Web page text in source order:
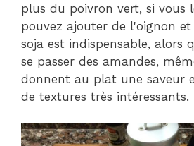
plus du poivron vert, si vous
pouvez ajouter de l'oignon
soja est indispensable, alors
se passer des amandes,
donnent au plat une saveur
de textures très intéressants.